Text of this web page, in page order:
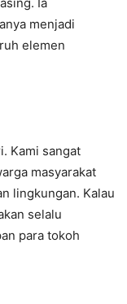
menjadi
elemen
Kami sangat
masyarakat
lingkungan. Kalau
selalu
para tokoh